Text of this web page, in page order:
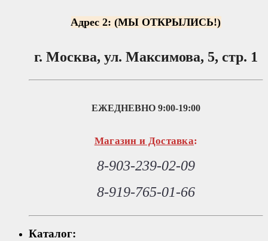
Адрес 2: (МЫ ОТКРЫЛИСЬ!)
г. Москва, ул. Максимова, 5, стр. 1
ЕЖЕДНЕВНО 9:00-19:00
Магазин и Доставка:
8-903-239-02-09
8-919-765-01-66
Каталог: